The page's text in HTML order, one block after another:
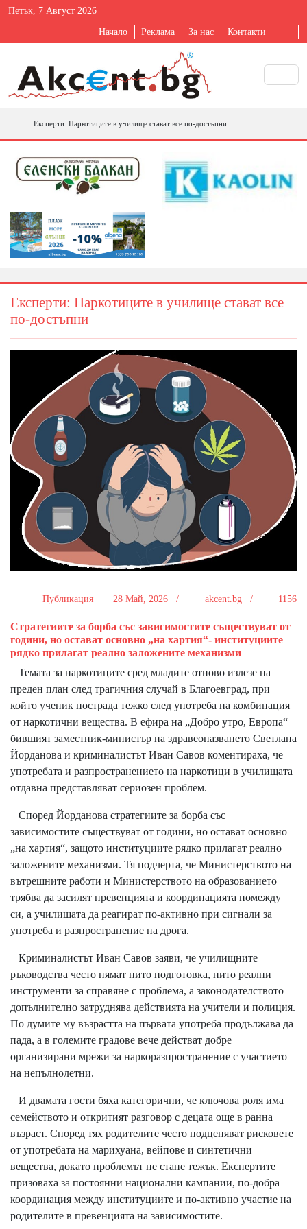
Петък, 7 Август 2026
Начало Реклама За нас Контакти
Експерти: Наркотиците в училище стават все по-достъпни
Експерти: Наркотиците в училище стават все
по-достъпни
Публикация 28 Май, 2026 / akcent.bg / 1156
Стратегиите за борба със зависимостите съществуват от
години, но остават основно „на хартия“- институциите
рядко прилагат реално заложените механизми
Темата за наркотиците сред младите отново излезе на
преден план след трагичния случай в Благоевград, при
който ученик пострада тежко след употреба на комбинация
от наркотични вещества. В ефира на „Добро утро, Европа“
бившият заместник-министър на здравеопазването Светлана
Йорданова и криминалистът Иван Савов коментираха, че
употребата и разпространението на наркотици в училищата
отдавна представляват сериозен проблем.
Според Йорданова стратегиите за борба със
зависимостите съществуват от години, но остават основно
„на хартия“, защото институциите рядко прилагат реално
заложените механизми. Тя подчерта, че Министерството на
вътрешните работи и Министерството на образованието
трябва да засилят превенцията и координацията помежду
си, а училищата да реагират по-активно при сигнали за
употреба и разпространение на дрога.
Криминалистът Иван Савов заяви, че училищните
ръководства често нямат нито подготовка, нито реални
инструменти за справяне с проблема, а законодателството
допълнително затруднява действията на учители и полиция.
По думите му възрастта на първата употреба продължава да
пада, а в големите градове вече действат добре
организирани мрежи за наркоразпространение с участието
на непълнолетни.
И двамата гости бяха категорични, че ключова роля има
семейството и откритият разговор с децата още в ранна
възраст. Според тях родителите често подценяват рисковете
от употребата на марихуана, вейпове и синтетични
вещества, докато проблемът не стане тежък. Експертите
призоваха за постоянни национални кампании, по-добра
координация между институциите и по-активно участие на
родителите в превенцията на зависимостите.